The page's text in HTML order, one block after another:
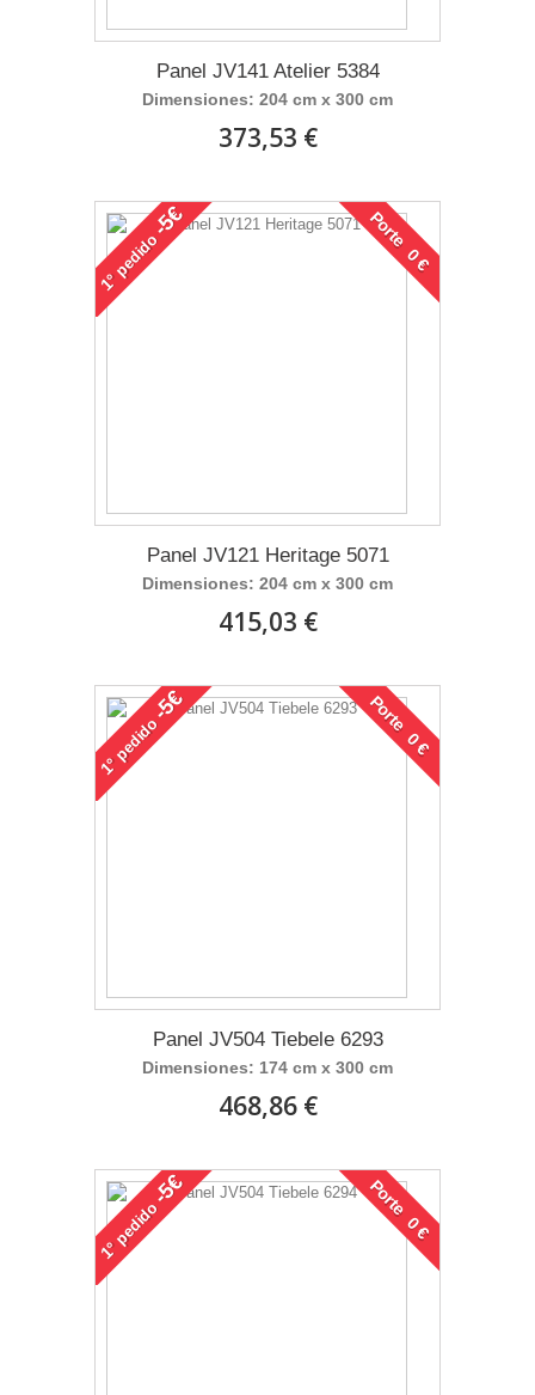
Panel JV141 Atelier 5384
Dimensiones: 204 cm x 300 cm
373,53 €
1°
pedido
-5€ Porte 0 €
Panel JV121 Heritage 5071
Dimensiones: 204 cm x 300 cm
415,03 €
1°
pedido
-5€ Porte 0 €
Panel JV504 Tiebele 6293
Dimensiones: 174 cm x 300 cm
468,86 €
1°
pedido
-5€ Porte 0 €